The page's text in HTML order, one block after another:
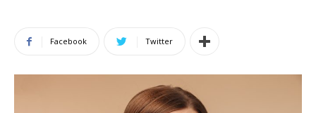
Facebook Twitter